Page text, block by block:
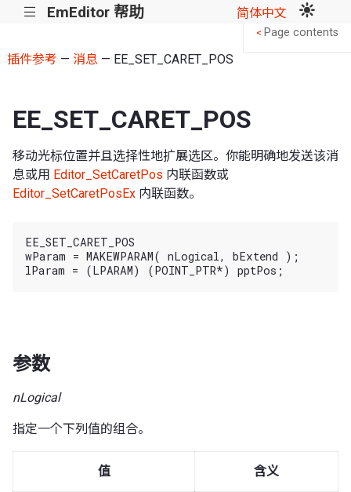
||| EmEditor 帮助 简体中文
插件参考 — 消息— EE_SET_CARET_POS
EE_SET_CARET_POS
移动光标位置并且选择性地扩展选区。你能明确地发送该消
息或用 Editor_SetCaretPos 内联函数或
Editor_SetCaretPosEx 内联函数。
EE_SET_CARET_POS
wParam = MAKEWPARAM( nLogical, bExtend );
参数
nLogical
指定一个下列值的组合。
值 含义
< Page contents